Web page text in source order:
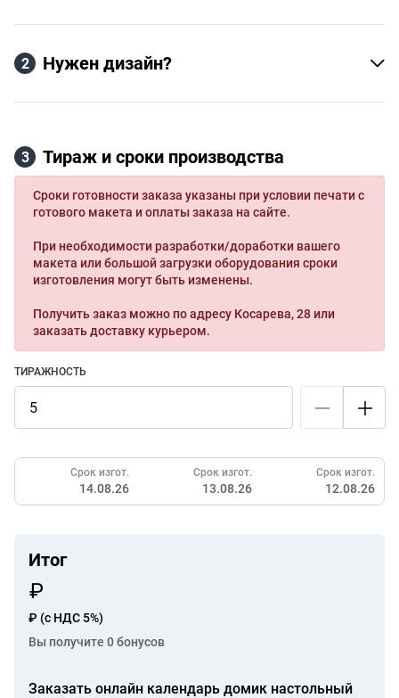
2 Нужен дизайн?
3 Тираж и сроки производства
Сроки готовности заказа указаны при условии печати с
готового макета и оплаты заказа на сайте.
При необходимости разработки/доработки вашего
макета или большой загрузки оборудования сроки
изготовления могут быть изменены.
Получить заказ можно по адресу Косарева, 28 или
заказать доставку курьером.
ТИРАЖНОСТЬ
Срок изгот.
14.08.26
Срок изгот.
13.08.26
Срок изгот.
12.08.26
Итог
₽ (с НДС 5%)
Вы получите 0бонусов
Заказать онлайн календарь домик настольный